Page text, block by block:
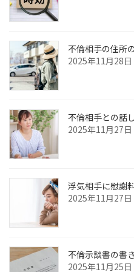
不倫相手の住所
2025年11月28日
不倫相手との話
2025年11月27日
浮気相手に慰謝
2025年11月27日
不倫示談書の書
2025年11月25日